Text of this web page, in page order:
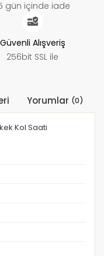
gün içinde iade
Güvenli Alışveriş
256bit SSL ile
Yorumlar (0)
Kol Saati